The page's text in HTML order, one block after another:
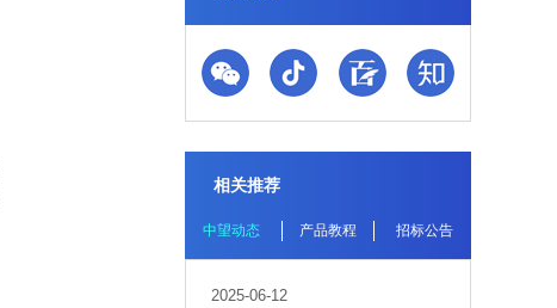
相关推荐
中望动态 产品教程 招标公告
2025-06-12